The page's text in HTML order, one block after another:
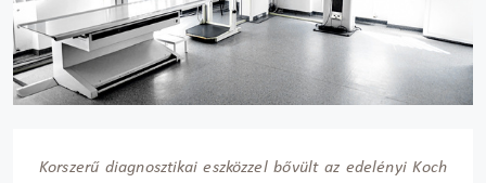
Korszerű diagnosztikai eszközzel bővült az edelényi Koch